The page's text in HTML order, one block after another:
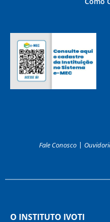
Fale Conosco
O INSTITUTO IVOTI